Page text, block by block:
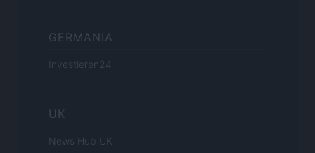
GERMANIA
Investieren24
UK
News Hub UK